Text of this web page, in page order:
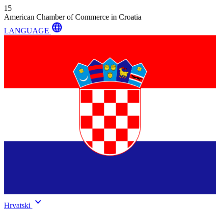
15
American Chamber of Commerce in Croatia
LANGUAGE language
Hrvatski keyboard_arrow_down